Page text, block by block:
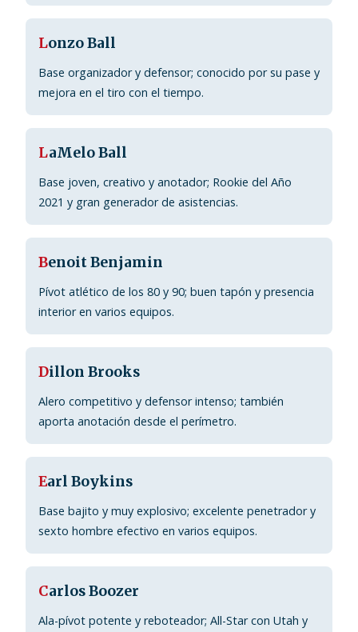
Lonzo Ball
Base organizador y defensor; conocido por su pase y
mejora en el tiro con el tiempo.
LaMelo Ball
Base joven, creativo y anotador; Rookie del Año
2021 y gran generador de asistencias.
Benoit Benjamin
Pívot atlético de los 80 y 90; buen tapón y presencia
interior en varios equipos.
Dillon Brooks
Alero competitivo y defensor intenso; también
aporta anotación desde el perímetro.
Earl Boykins
Base bajito y muy explosivo; excelente penetrador y
sexto hombre efectivo en varios equipos.
Carlos Boozer
Ala-pívot potente y reboteador; All-Star con Utah y